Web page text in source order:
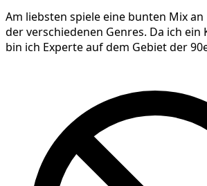
Am liebsten spiele eine bunten Mix
der verschiedenen Genres. Da ich ein
bin ich Experte auf dem Gebiet der